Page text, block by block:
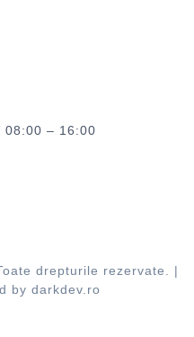
08:00 – 16:00
drepturile rezervate. |
by darkdev.ro